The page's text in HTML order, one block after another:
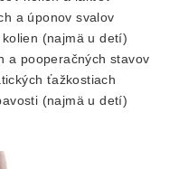
a úponov svalov
(najmä u detí)
a pooperačných stavov
ťažkostiach
(najmä u detí)